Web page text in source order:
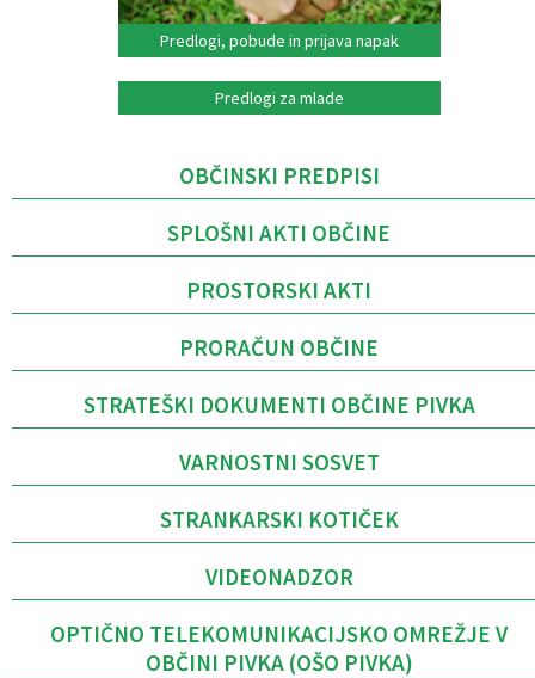
Predlogi, pobude in prijava napak
Predlogi za mlade
OBČINSKI PREDPISI
SPLOŠNI AKTI OBČINE
PROSTORSKI AKTI
PRORAČUN OBČINE
STRATEŠKI DOKUMENTI OBČINE PIVKA
VARNOSTNI SOSVET
STRANKARSKI KOTIČEK
VIDEONADZOR
OPTIČNO TELEKOMUNIKACIJSKO OMREŽJE V
OBČINI PIVKA (OŠO PIVKA)